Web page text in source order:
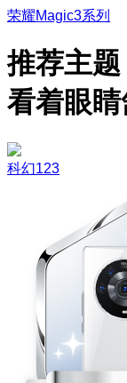
荣耀Magic3系列
推荐主
看着眼
科幻123